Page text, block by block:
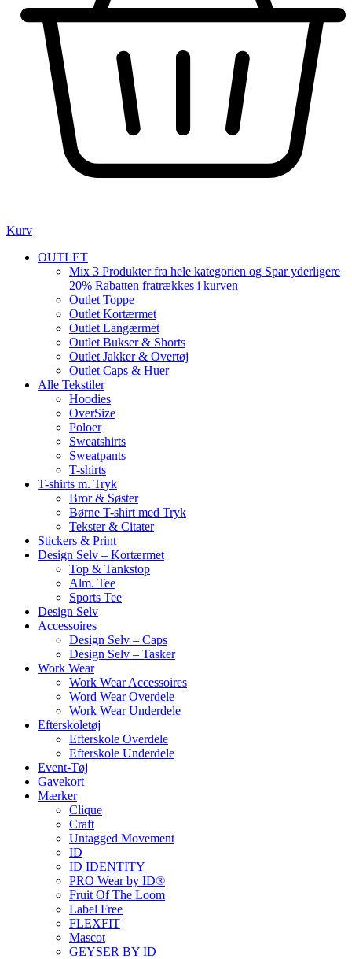
Kurv
OUTLET
Mix 3 Produkter fra hele kategorien og Spar yderligere
20% Rabatten fratrækkes i kurven
Outlet Toppe
Outlet Kortærmet
Outlet Langærmet
Outlet Bukser & Shorts
Outlet Jakker & Overtøj
Outlet Caps & Huer
Alle Tekstiler
Hoodies
OverSize
Poloer
Sweatshirts
Sweatpants
T-shirts
T-shirts m. Tryk
Bror & Søster
Børne T-shirt med Tryk
Tekster & Citater
Stickers & Print
Design Selv – Kortærmet
Top & Tankstop
Alm. Tee
Sports Tee
Design Selv
Accessoires
Design Selv – Caps
Design Selv – Tasker
Work Wear
Work Wear Accessoires
Word Wear Overdele
Work Wear Underdele
Efterskoletøj
Efterskole Overdele
Efterskole Underdele
Event-Tøj
Gavekort
Mærker
Clique
Craft
Untagged Movement
ID
ID IDENTITY
PRO Wear by ID®
Fruit Of The Loom
Label Free
FLEXFIT
Mascot
GEYSER BY ID